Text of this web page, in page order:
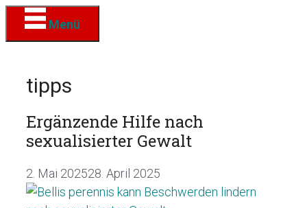
Zum
Inhalt
Menü
tipps
Ergänzende Hilfe nach
sexualisierter Gewalt
2. Mai 202528. April 2025